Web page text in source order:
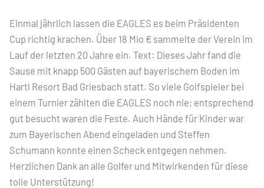
Einmal jährlich lassen die EAGLES es beim Präsidenten
Cup richtig krachen. Über 18 Mio € sammelte der Verein im
Lauf der letzten 20 Jahre ein. Text: Dieses Jahr fand die
Sause mit knapp 500 Gästen auf bayerischem Boden im
Hartl Resort Bad Griesbach statt. So viele Golfspieler bei
einem Turnier zählten die EAGLES noch nie; entsprechend
gut besucht waren die Feste. Auch Hände für Kinder war
zum Bayerischen Abend eingeladen und Steffen
Schumann konnte einen Scheck entgegen nehmen.
Herzlichen Dank an alle Golfer und Mitwirkenden für diese
tolle Unterstützung!